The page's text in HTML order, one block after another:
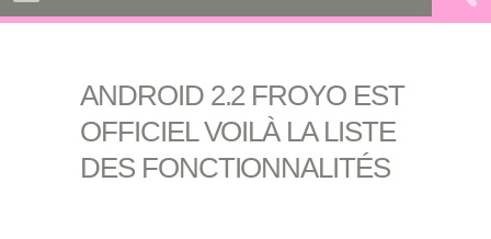
ANDROID 2.2 FROYO EST
OFFICIEL VOILÀ LA LISTE
DES FONCTIONNALITÉS